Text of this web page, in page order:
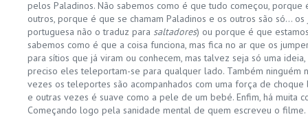
pelos Paladinos. Não sabemos como é que tudo começou,
outros, porque é que se chamam Paladinos e os outros são só… os
portuguesa não o traduz para saltadores) ou porque é que
sabemos como é que a coisa funciona, mas fica no ar que os
para sítios que já viram ou conhecem, mas talvez seja só uma
preciso eles teleportam-se para qualquer lado. Também ninguém
vezes os teleportes são acompanhados com uma força de
e outras vezes é suave como a pele de um bebé. Enfim, há muita
Começando logo pela sanidade mental de quem escreveu o filme.